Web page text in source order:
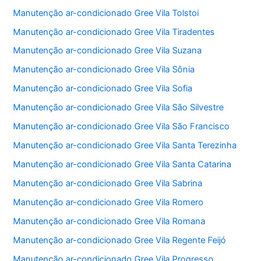
Manutenção ar-condicionado Gree Vila Tolstoi
Manutenção ar-condicionado Gree Vila Tiradentes
Manutenção ar-condicionado Gree Vila Suzana
Manutenção ar-condicionado Gree Vila Sônia
Manutenção ar-condicionado Gree Vila Sofia
Manutenção ar-condicionado Gree Vila São Silvestre
Manutenção ar-condicionado Gree Vila São Francisco
Manutenção ar-condicionado Gree Vila Santa Terezinha
Manutenção ar-condicionado Gree Vila Santa Catarina
Manutenção ar-condicionado Gree Vila Sabrina
Manutenção ar-condicionado Gree Vila Romero
Manutenção ar-condicionado Gree Vila Romana
Manutenção ar-condicionado Gree Vila Regente Feijó